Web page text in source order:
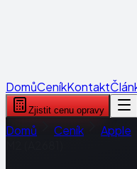
DomůCeníkKontakt
Zjistit cenu opravy
Domů Ceník Apple